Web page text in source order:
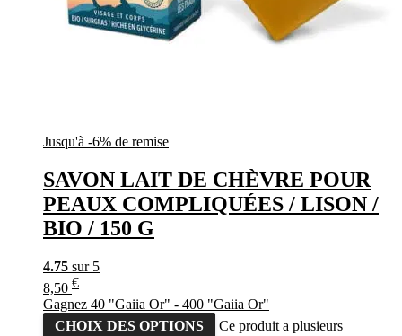
Jusqu'à -6% de remise
SAVON LAIT DE CHÈVRE POUR
PEAUX COMPLIQUÉES / LISON /
BIO / 150 G
4.75 sur 5
8,50 €
Gagnez 40 "Gaiia Or" - 400 "Gaiia Or"
CHOIX DES OPTIONS
Ce produit a plusieurs